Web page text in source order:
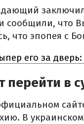
сообщили, что
что эпопея с
его за
перейти в
В украинском